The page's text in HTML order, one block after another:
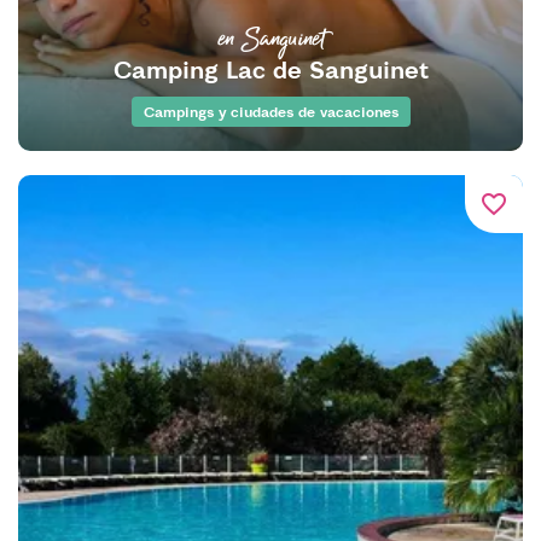
en Sanguinet
Camping Lac de Sanguinet
Campings y ciudades de vacaciones
favorite_border